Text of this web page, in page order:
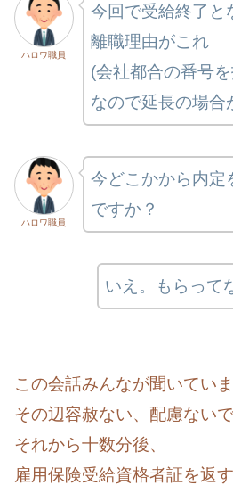
ハロワ職員
今回で受給終了と
離職理由がこれ
(会社都合の番号を
なので延長の場合
ハロワ職員
今どこかから内定
ですか？
いえ。もらって
この会話みんなが聞いていま
その辺容赦ない、配慮ないで
それから十数分後、
雇用保険受給資格者証を返